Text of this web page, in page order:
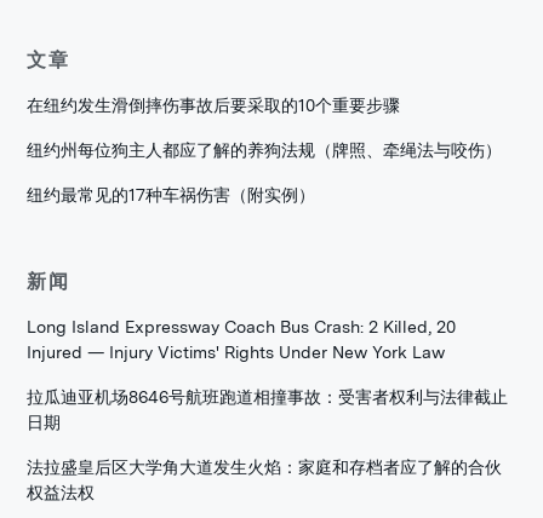
文章
在纽约发生滑倒摔伤事故后要采取的10个重要步骤
纽约州每位狗主人都应了解的养狗法规（牌照、牵绳法与咬伤）
纽约最常见的17种车祸伤害（附实例）
新闻
Long Island Expressway Coach Bus Crash: 2 Killed, 20
Injured — Injury Victims' Rights Under New York Law
拉瓜迪亚机场8646号航班跑道相撞事故：受害者权利与法律截止
日期
法拉盛皇后区大学角大道发生火焰：家庭和存档者应了解的合伙
权益法权